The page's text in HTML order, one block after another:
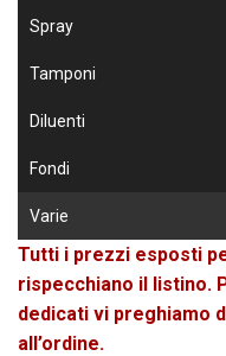
Spray
Tamponi
Diluenti
Fondi
Varie
Tutti i prezzi esposti
rispecchiano il listino.
dedicati vi preghiamo
all’ordine.